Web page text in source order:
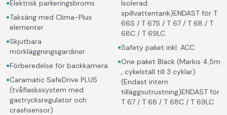
•Elektrisk parkeringsbroms
•Taksäng med Clima-Plux
elementer
•Skjutbara
mörkläggningsgardiner
•Förberedelse för backkamera
•Caramatic SafeDrive PLUS
(tvåflaskssystem med
gastrycksregulator och
crashsensor)
Isolerad
spillvattentank)ENDAST för T
66S / T 67S / T 67 / T 68 / T
68C / T 69LC
•Safety paket inkl. ACC
•One paket Black (Markis 4,5m
, cykelställ till 3 cyklar)
(Endast intern
tilläggsutrustning)ENDAST för
T 67 / T 68 / T 68C / T 69LC